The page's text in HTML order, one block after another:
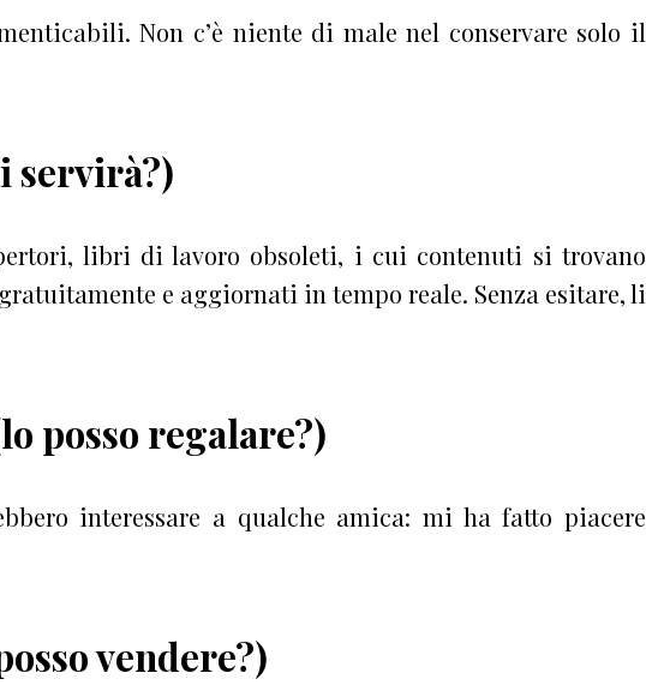
Non c’è niente di male nel conservare solo il
servirà?)
libri di lavoro obsoleti, i cui contenuti si trovano
e aggiornati in tempo reale. Senza esitare, li
posso regalare?)
interessare a qualche amica: mi ha fatto piacere
vendere?)